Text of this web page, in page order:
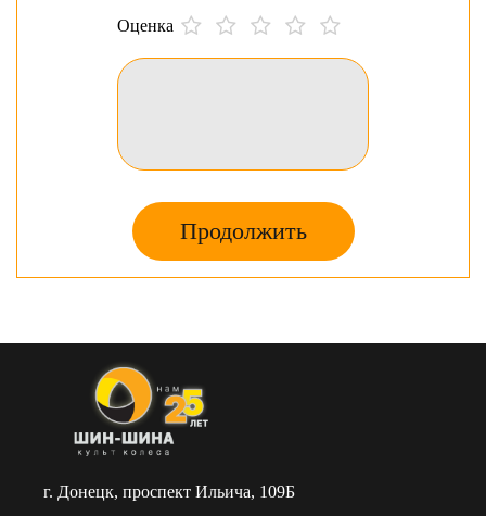
Оценка
Продолжить
так и профессионала: есть и зимние и летние
сейчас, так как весь товар присутствует в наличии
в Донецке.
г. Донецк, проспект Ильича, 109Б